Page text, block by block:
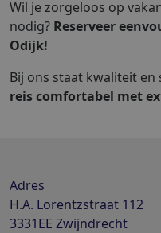
Wil je zorgeloos op
nodig? Reserveer
Odijk!
Bij ons staat kwaliteit en
reis comfortabel met
Adres
H.A. Lorentzstraat 112
3331EE Zwijndrecht